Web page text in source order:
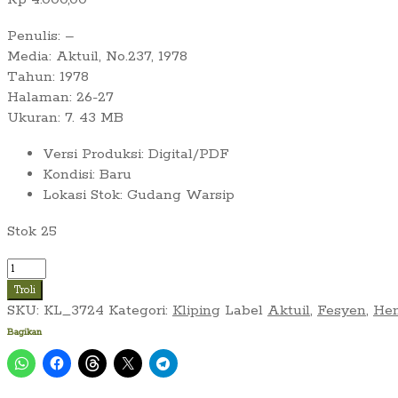
Penulis: –
Media: Aktuil, No.237, 1978
Tahun: 1978
Halaman: 26-27
Ukuran: 7. 43 MB
Versi Produksi: Digital/PDF
Kondisi: Baru
Lokasi Stok: Gudang Warsip
Stok 25
Kuantitas
Dari
Ulang
Tahun
IMA
Bandung
Troli
SKU: KL_3724 Kategori: Kliping Label Aktuil, Fesyen,
Bagikan